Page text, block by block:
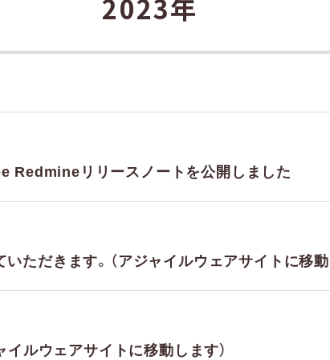
2023年
Redmineリリースノートを公開しました
いただきます。（アジャイルウェアサイトに移動
ルウェアサイトに移動します）